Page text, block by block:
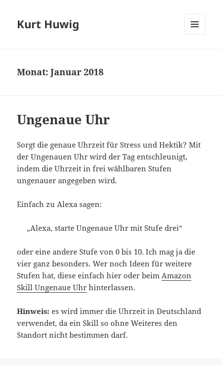
Kurt Huwig
Monat:Januar 2018
Ungenaue Uhr
Sorgt die genaue Uhrzeit für Stress und Hektik? Mit
der Ungenauen Uhr wird der Tag entschleunigt,
indem die Uhrzeit in frei wählbaren Stufen
ungenauer angegeben wird.
Einfach zu Alexa sagen:
„Alexa, starte Ungenaue Uhr mit Stufe drei“
oder eine andere Stufe von 0 bis 10. Ich mag ja die
vier ganz besonders. Wer noch Ideen für weitere
Stufen hat, diese einfach hier oder beimAmazon
Skill Ungenaue Uhr hinterlassen.
Hinweis: es wird immer die Uhrzeit in Deutschland
verwendet, da ein Skill so ohne Weiteres den
Standort nicht bestimmen darf.